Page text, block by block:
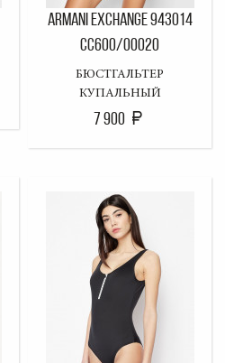
ARMANI EXCHANGE 943014
CC600/00020
БЮСТГАЛЬТЕР
КУПАЛЬНЫЙ
7 900